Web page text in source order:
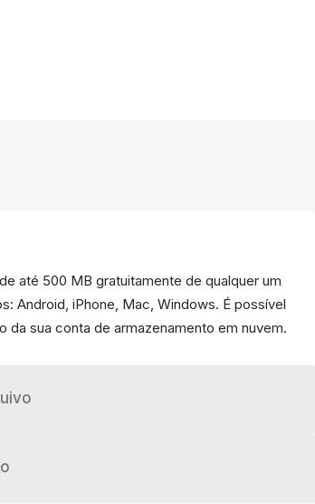
até 500 MB gratuitamente de qualquer um
Android, iPhone, Mac, Windows. É possível
da sua conta de armazenamento em nuvem.